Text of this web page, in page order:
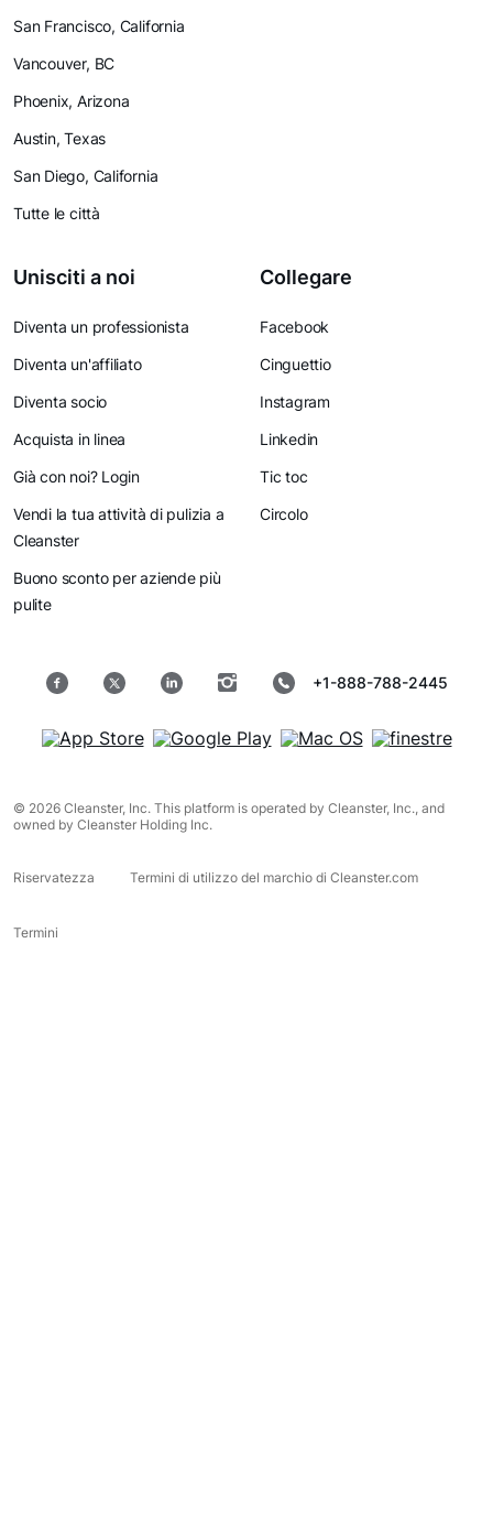
San Francisco, California
Vancouver, BC
Phoenix, Arizona
Austin, Texas
San Diego, California
Tutte le città
Unisciti a noi
Diventa un professionista
Diventa un'affiliato
Diventa socio
Acquista in linea
Già con noi? Login
Vendi la tua attività di pulizia a
Cleanster
Buono sconto per aziende più
pulite
Collegare
Facebook
Cinguettio
Instagram
Linkedin
Tic toc
Circolo
+1-888-788-2445
© 2026 Cleanster, Inc. This platform is operated by Cleanster, Inc., and
owned by Cleanster Holding Inc.
Riservatezza Termini di utilizzo del marchio di Cleanster.com
Termini